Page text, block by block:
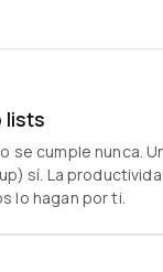
lists
se cumple nunca.
sí. La
lo hagan por ti.